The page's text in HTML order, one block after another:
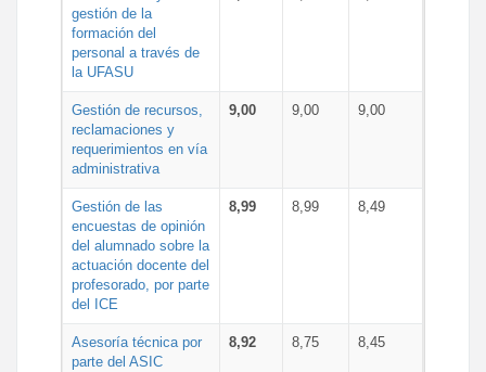
gestión de la
formación del
personal a través de
la UFASU
Gestión de recursos,
reclamaciones y
requerimientos en vía
administrativa
9,00 9,00 9,00
Gestión de las
encuestas de opinión
del alumnado sobre la
actuación docente del
profesorado, por parte
del ICE
8,99 8,99 8,49
Asesoría técnica por
parte del ASIC
8,92 8,75 8,45